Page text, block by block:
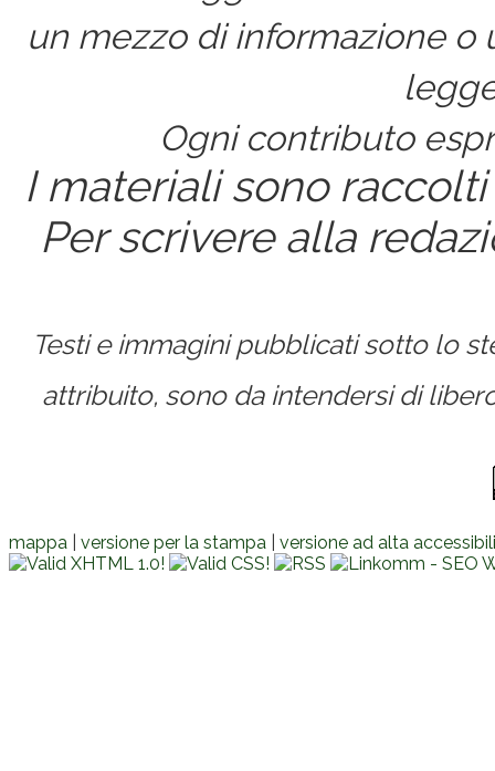
un mezzo di informazione
Ogni contributo
I materiali sono
Per scrivere alla
Testi e immagini pubblicati sotto lo
attribuito, sono da intendersi di
mappa versione per la stampa versione ad alta